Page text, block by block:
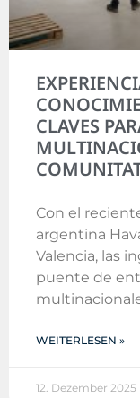
CLAVES
Con el
argentina
Valencia, las
puente de
WEITERLESEN »
12. Dezember 2025